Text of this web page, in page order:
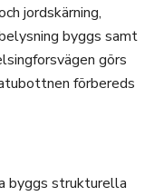
jordskärning,
byggs samt
görs
förbereds
byggs strukturella